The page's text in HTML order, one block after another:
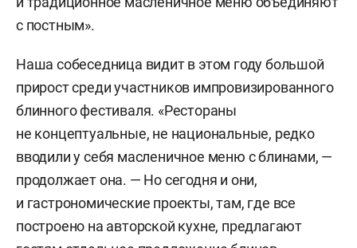
с постным».
Наша собеседница видит в этом году большой
прирост среди участников импровизированного
блинного фестиваля. «Рестораны
не концептуальные, не национальные, редко
вводили у себя масленичное меню с блинами, —
продолжает она. — Но сегодня и они,
и гастрономические проекты, там, где все
построено на авторской кухне, предлагают